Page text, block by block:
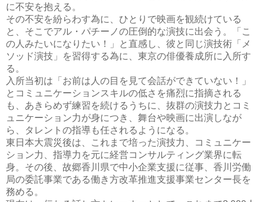
に不安を抱える。
その不安を紛らわす為に、ひとりで映画を観続けている
と、そこでアル・パチーノの圧倒的な演技に出会う。「こ
の人みたいになりたい！」と直感し、彼と同じ演技術「メ
ソッド演技」を習得する為に、東京の俳優養成所に入所す
る。
入所当初は「お前は人の目を見て会話ができていない！」
とコミュニケーションスキルの低さを痛烈に指摘される
も、あきらめず練習を続けるうちに、抜群の演技力とコミ
ュニケーション力が身につき、舞台や映画に出演しなが
ら、タレントの指導も任されるようになる。
東日本大震災後は、これまで培った演技力、コミュニケー
ション力、指導力を元に経営コンサルティング業界に転
身。その後、故郷香川県で中小企業支援に従事、香川労働
局の委託事業である働き方改革推進支援事業センター長を
務める。